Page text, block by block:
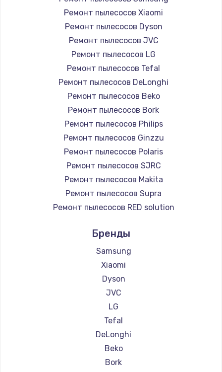
Ремонт пылесосов Xiaomi
Ремонт пылесосов Dyson
Ремонт пылесосов JVC
Ремонт пылесосов LG
Ремонт пылесосов Tefal
Ремонт пылесосов DeLonghi
Ремонт пылесосов Beko
Ремонт пылесосов Bork
Ремонт пылесосов Philips
Ремонт пылесосов Ginzzu
Ремонт пылесосов Polaris
Ремонт пылесосов SJRC
Ремонт пылесосов Makita
Ремонт пылесосов Supra
Ремонт пылесосов RED solution
Ремонт пылесосов Miele
Ремонт пылесосов lydsto
Ремонт пылесосов Atvel
Ремонт пылесосов Tineco
Ремонт пылесосов Tuvio
Ремонт пылесосов Clever clean
Ремонт пылесосов DEXP
Ремонт пылесосов Haier
Ремонт пылесосов Pioneer
Ремонт пылесосов Electrolux
Бренды
Samsung
Xiaomi
Dyson
JVC
LG
Tefal
DeLonghi
Beko
Bork